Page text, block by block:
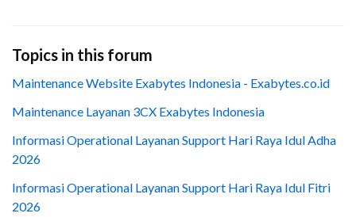
Topics in this forum
Maintenance Website Exabytes Indonesia - Exabytes.co.id
Maintenance Layanan 3CX Exabytes Indonesia
Informasi Operational Layanan Support Hari Raya Idul Adha
2026
Informasi Operational Layanan Support Hari Raya Idul Fitri
2026